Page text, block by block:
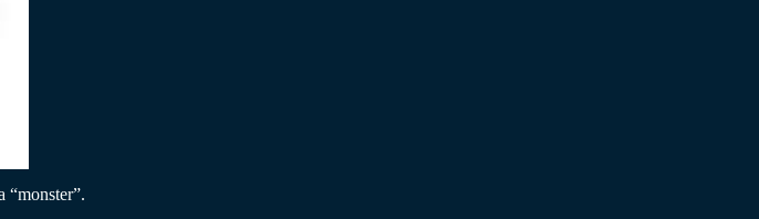
“monster”.